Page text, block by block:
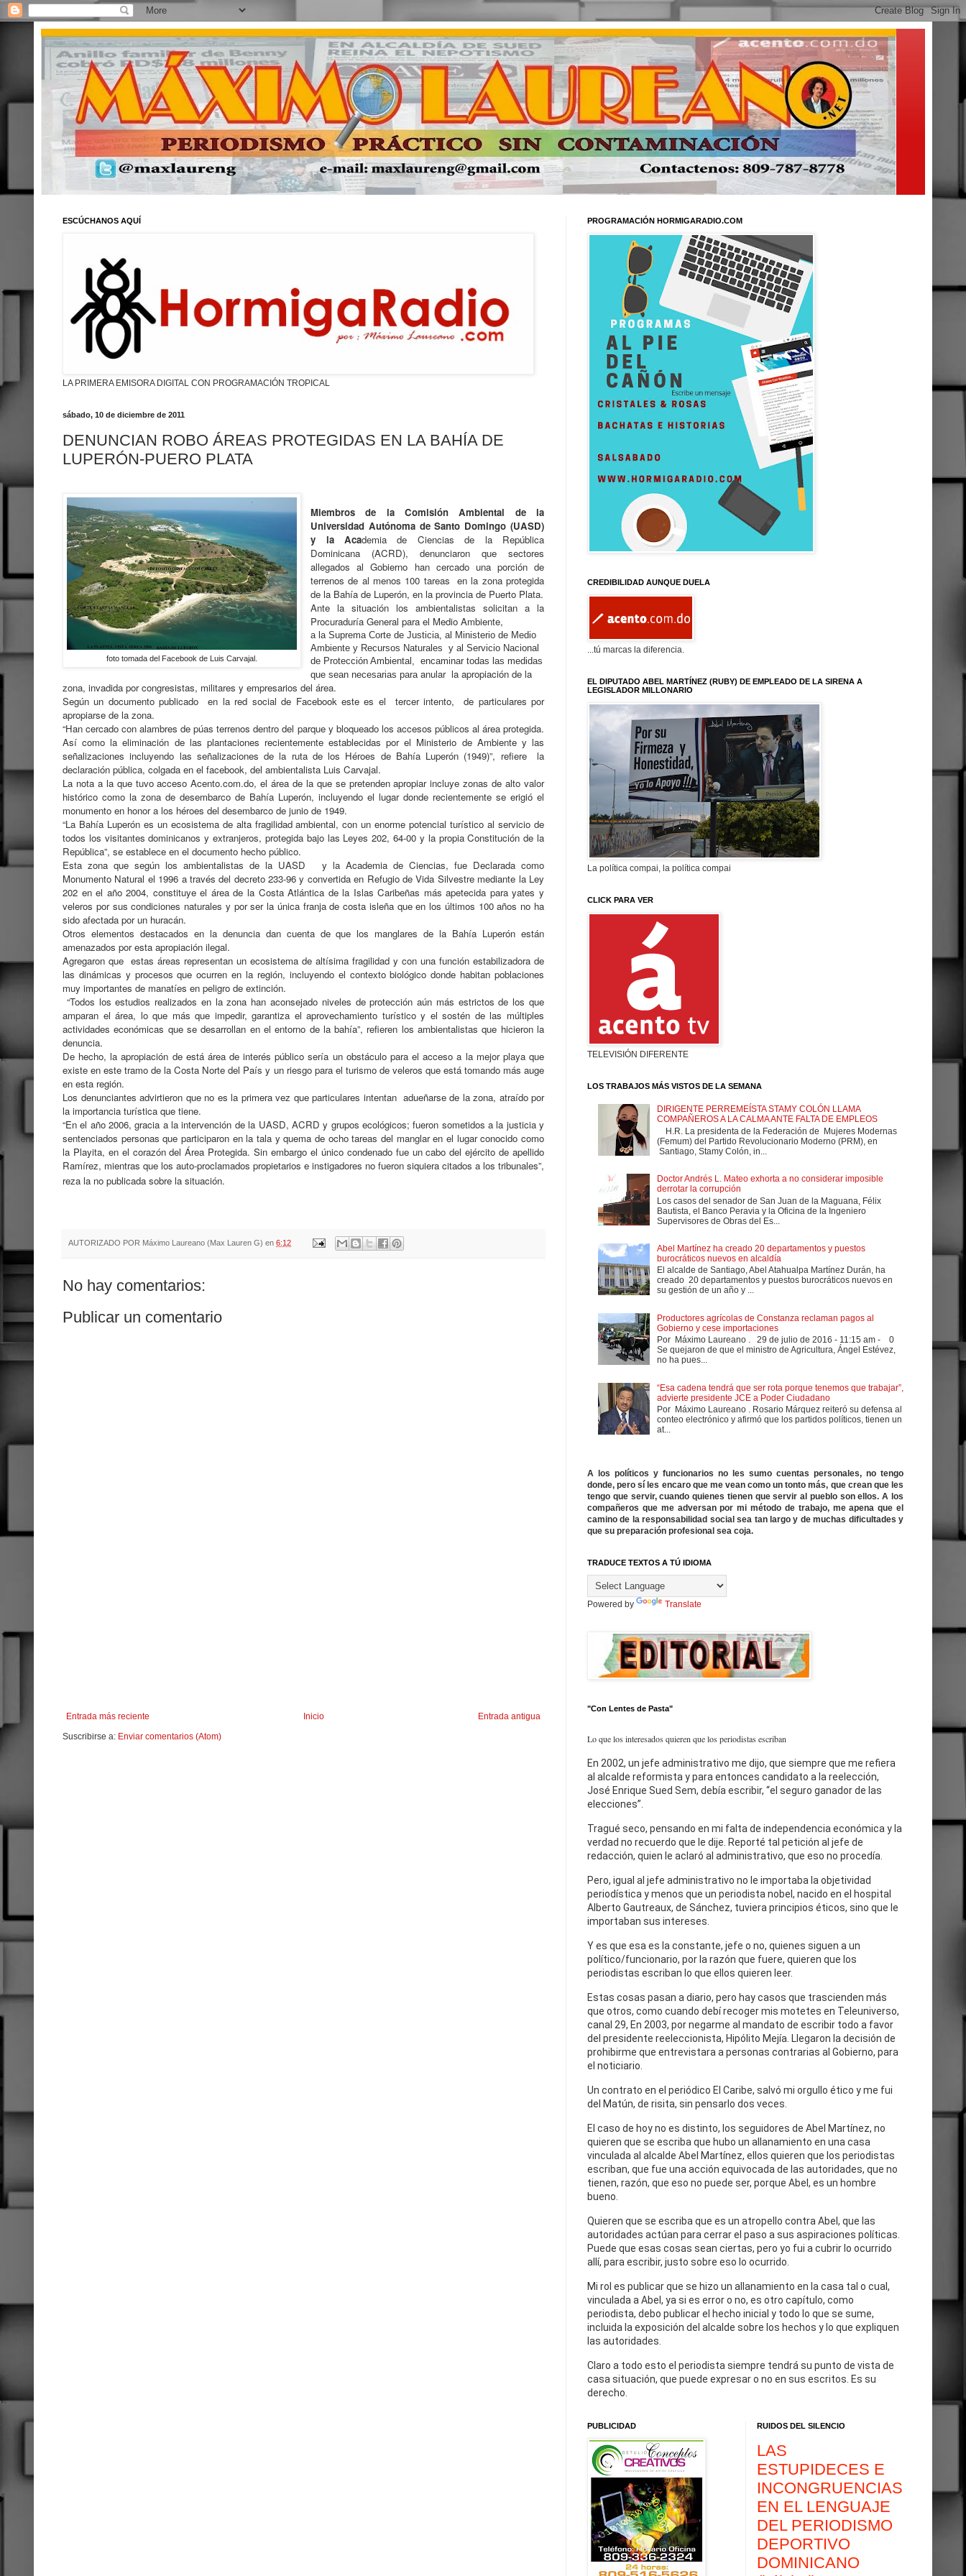
ESCÚCHANOS AQUÍ
LA PRIMERA EMISORA DIGITAL CON PROGRAMACIÓN TROPICAL
sábado, 10 de diciembre de 2011
DENUNCIAN ROBO ÁREAS PROTEGIDAS EN LA BAHÍA DE
LUPERÓN-PUERO PLATA
foto tomada del Facebook de Luis Carvajal.
Miembros de la Comisión Ambiental de la
Universidad Autónoma de Santo Domingo (UASD)
y la Academia de Ciencias de la República
Dominicana (ACRD), denunciaron que sectores
allegados al Gobierno han cercado una porción de
terrenos de al menos 100 tareas en la zona protegida
de la Bahía de Luperón, en la provincia de Puerto Plata.
Ante la situación los ambientalistas solicitan a la
Procuraduría General para el Medio Ambiente,
a la Suprema Corte de Justicia, al Ministerio de Medio
Ambiente y Recursos Naturales y al Servicio Nacional
de Protección Ambiental, encaminar todas las medidas
que sean necesarias para anular la apropiación de la
zona, invadida por congresistas, militares y empresarios del área.
Según un documento publicado en la red social de Facebook este es el tercer intento, de particulares por
apropiarse de la zona.
“Han cercado con alambres de púas terrenos dentro del parque y bloqueado los accesos públicos al área protegida.
Así como la eliminación de las plantaciones recientemente establecidas por el Ministerio de Ambiente y las
señalizaciones incluyendo las señalizaciones de la ruta de los Héroes de Bahía Luperón (1949)”, refiere la
declaración pública, colgada en el facebook, del ambientalista Luis Carvajal.
La nota a la que tuvo acceso Acento.com.do, el área de la que se pretenden apropiar incluye zonas de alto valor
histórico como la zona de desembarco de Bahía Luperón, incluyendo el lugar donde recientemente se erigió el
monumento en honor a los héroes del desembarco de junio de 1949.
“La Bahía Luperón es un ecosistema de alta fragilidad ambiental, con un enorme potencial turístico al servicio de
todos los visitantes dominicanos y extranjeros, protegida bajo las Leyes 202, 64-00 y la propia Constitución de la
República”, se establece en el documento hecho público.
Esta zona que según los ambientalistas de la UASD y la Academia de Ciencias, fue Declarada como
Monumento Natural el 1996 a través del decreto 233-96 y convertida en Refugio de Vida Silvestre mediante la Ley
202 en el año 2004, constituye el área de la Costa Atlántica de la Islas Caribeñas más apetecida para yates y
veleros por sus condiciones naturales y por ser la única franja de costa isleña que en los últimos 100 años no ha
sido afectada por un huracán.
Otros elementos destacados en la denuncia dan cuenta de que los manglares de la Bahía Luperón están
amenazados por esta apropiación ilegal.
Agregaron que estas áreas representan un ecosistema de altísima fragilidad y con una función estabilizadora de
las dinámicas y procesos que ocurren en la región, incluyendo el contexto biológico donde habitan poblaciones
muy importantes de manatíes en peligro de extinción.
“Todos los estudios realizados en la zona han aconsejado niveles de protección aún más estrictos de los que
amparan el área, lo que más que impedir, garantiza el aprovechamiento turístico y el sostén de las múltiples
actividades económicas que se desarrollan en el entorno de la bahía”, refieren los ambientalistas que hicieron la
denuncia.
De hecho, la apropiación de está área de interés público sería un obstáculo para el acceso a la mejor playa que
existe en este tramo de la Costa Norte del País y un riesgo para el turismo de veleros que está tomando más auge
en esta región.
Los denunciantes advirtieron que no es la primera vez que particulares intentan adueñarse de la zona, atraído por
la importancia turística que tiene.
“En el año 2006, gracia a la intervención de la UASD, ACRD y grupos ecológicos; fueron sometidos a la justicia y
sentenciados personas que participaron en la tala y quema de ocho tareas del manglar en el lugar conocido como
la Playita, en el corazón del Área Protegida. Sin embargo el único condenado fue un cabo del ejército de apellido
Ramírez, mientras que los auto-proclamados propietarios e instigadores no fueron siquiera citados a los tribunales”,
reza la no publicada sobre la situación.
AUTORIZADO POR Máximo Laureano (Max Lauren G) en 6:12
No hay comentarios:
Publicar un comentario
Entrada más reciente Entrada antigua
Inicio
Suscribirse a: Enviar comentarios (Atom)
PROGRAMACIÓN HORMIGARADIO.COM
CREDIBILIDAD AUNQUE DUELA
...tú marcas la diferencia.
EL DIPUTADO ABEL MARTÍNEZ (RUBY) DE EMPLEADO DE LA SIRENA A
LEGISLADOR MILLONARIO
La política compai, la política compai
CLICK PARA VER
TELEVISIÓN DIFERENTE
LOS TRABAJOS MÁS VISTOS DE LA SEMANA
DIRIGENTE PERREMEÍSTA STAMY COLÓN LLAMA
COMPAÑEROS A LA CALMA ANTE FALTA DE EMPLEOS
H.R. La presidenta de la Federación de Mujeres Modernas
(Femum) del Partido Revolucionario Moderno (PRM), en
Santiago, Stamy Colón, in...
Doctor Andrés L. Mateo exhorta a no considerar imposible
derrotar la corrupción
Los casos del senador de San Juan de la Maguana, Félix
Bautista, el Banco Peravia y la Oficina de la Ingeniero
Supervisores de Obras del Es...
Abel Martínez ha creado 20 departamentos y puestos
burocráticos nuevos en alcaldía
El alcalde de Santiago, Abel Atahualpa Martínez Durán, ha
creado 20 departamentos y puestos burocráticos nuevos en
su gestión de un año y ...
Productores agrícolas de Constanza reclaman pagos al
Gobierno y cese importaciones
Por Máximo Laureano . 29 de julio de 2016 - 11:15 am - 0
Se quejaron de que el ministro de Agricultura, Ángel Estévez,
no ha pues...
“Esa cadena tendrá que ser rota porque tenemos que trabajar”,
advierte presidente JCE a Poder Ciudadano
Por Máximo Laureano . Rosario Márquez reiteró su defensa al
conteo electrónico y afirmó que los partidos políticos, tienen un
at...
A los políticos y funcionarios no les sumo cuentas personales, no tengo
donde, pero sí les encaro que me vean como un tonto más, que crean que les
tengo que servir, cuando quienes tienen que servir al pueblo son ellos. A los
compañeros que me adversan por mi método de trabajo, me apena que el
camino de la responsabilidad social sea tan largo y de muchas dificultades y
que su preparación profesional sea coja.
TRADUCE TEXTOS A TÚ IDIOMA
Powered by Translate
"Con Lentes de Pasta"
Lo que los interesados quieren que los periodistas escriban
En 2002, un jefe administrativo me dijo, que siempre que me refiera
al alcalde reformista y para entonces candidato a la reelección,
José Enrique Sued Sem, debía escribir, “el seguro ganador de las
elecciones”.
Tragué seco, pensando en mi falta de independencia económica y la
verdad no recuerdo que le dije. Reporté tal petición al jefe de
redacción, quien le aclaró al administrativo, que eso no procedía.
Pero, igual al jefe administrativo no le importaba la objetividad
periodística y menos que un periodista nobel, nacido en el hospital
Alberto Gautreaux, de Sánchez, tuviera principios éticos, sino que le
importaban sus intereses.
Y es que esa es la constante, jefe o no, quienes siguen a un
político/funcionario, por la razón que fuere, quieren que los
periodistas escriban lo que ellos quieren leer.
Estas cosas pasan a diario, pero hay casos que trascienden más
que otros, como cuando debí recoger mis motetes en Teleuniverso,
canal 29, En 2003, por negarme al mandato de escribir todo a favor
del presidente reeleccionista, Hipólito Mejía. Llegaron la decisión de
prohibirme que entrevistara a personas contrarias al Gobierno, para
el noticiario.
Un contrato en el periódico El Caribe, salvó mi orgullo ético y me fui
del Matún, de risita, sin pensarlo dos veces.
El caso de hoy no es distinto, los seguidores de Abel Martínez, no
quieren que se escriba que hubo un allanamiento en una casa
vinculada al alcalde Abel Martínez, ellos quieren que los periodistas
escriban, que fue una acción equivocada de las autoridades, que no
tienen, razón, que eso no puede ser, porque Abel, es un hombre
bueno.
Quieren que se escriba que es un atropello contra Abel, que las
autoridades actúan para cerrar el paso a sus aspiraciones políticas.
Puede que esas cosas sean ciertas, pero yo fui a cubrir lo ocurrido
allí, para escribir, justo sobre eso lo ocurrido.
Mi rol es publicar que se hizo un allanamiento en la casa tal o cual,
vinculada a Abel, ya si es error o no, es otro capítulo, como
periodista, debo publicar el hecho inicial y todo lo que se sume,
incluida la exposición del alcalde sobre los hechos y lo que expliquen
las autoridades.
Claro a todo esto el periodista siempre tendrá su punto de vista de
casa situación, que puede expresar o no en sus escritos. Es su
derecho.
PUBLICIDAD RUIDOS DEL SILENCIO
LAS
ESTUPIDECES E
INCONGRUENCIAS
EN EL LENGUAJE
DEL PERIODISMO
DEPORTIVO
DOMINICANO